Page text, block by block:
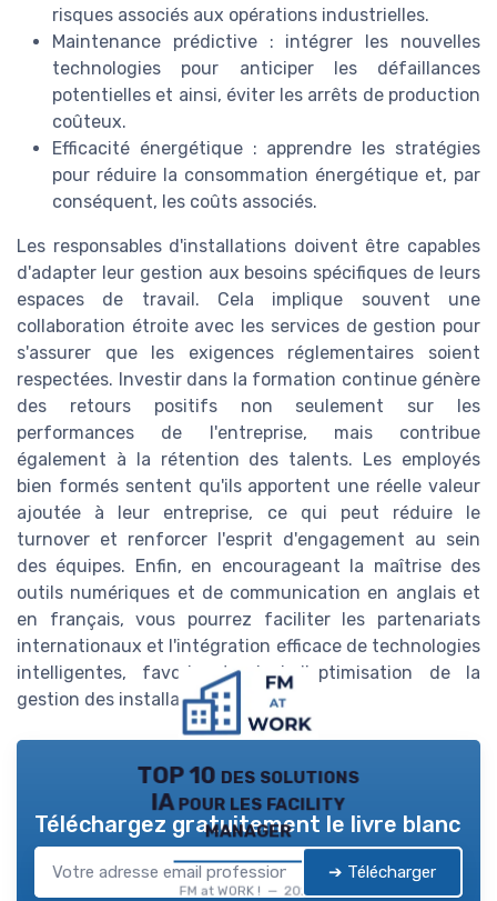
risques associés aux opérations industrielles.
Maintenance prédictive : intégrer les nouvelles
technologies pour anticiper les défaillances
potentielles et ainsi, éviter les arrêts de production
coûteux.
Efficacité énergétique : apprendre les stratégies
pour réduire la consommation énergétique et, par
conséquent, les coûts associés.
Les responsables d'installations doivent être capables
d'adapter leur gestion aux besoins spécifiques de leurs
espaces de travail. Cela implique souvent une
collaboration étroite avec les services de gestion pour
s'assurer que les exigences réglementaires soient
respectées. Investir dans la formation continue génère
des retours positifs non seulement sur les
performances de l'entreprise, mais contribue
également à la rétention des talents. Les employés
bien formés sentent qu'ils apportent une réelle valeur
ajoutée à leur entreprise, ce qui peut réduire le
turnover et renforcer l'esprit d'engagement au sein
des équipes. Enfin, en encourageant la maîtrise des
outils numériques et de communication en anglais et
en français, vous pourrez faciliter les partenariats
internationaux et l'intégration efficace de technologies
intelligentes, favorisant ainsi l'optimisation de la
gestion des installations.
TOP 10 des solutions
IA pour les facility
manager
FM at WORK ! — 2026
Téléchargez gratuitement le livre blanc
➔ Télécharger